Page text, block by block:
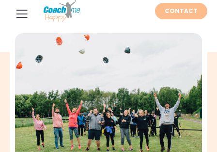
CONTACT